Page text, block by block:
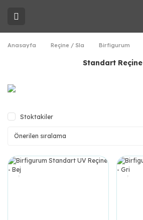
Anasayfa Reçine / Sla Birfigurum
Standart Reçine
Stoktakiler